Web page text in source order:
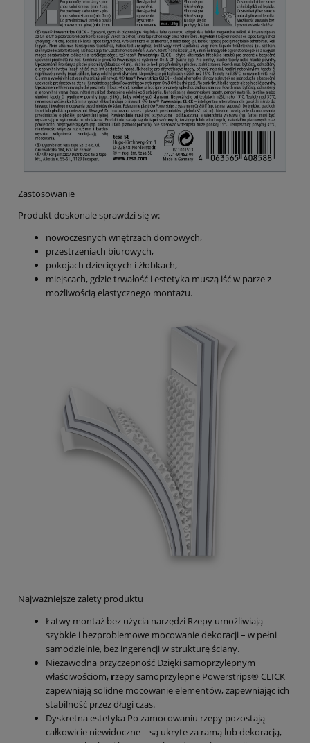
Zastosowanie
Produkt doskonale sprawdzi się w:
nowoczesnych wnętrzach domowych,
przestrzeniach biurowych,
pokojach dziecięcych i żłobkach,
miejscach, gdzie trwałość i estetyka muszą iść w parze z
możliwością elastycznego montażu.
Najważniejsze zalety produktu
Łatwy montaż bez użycia narzędzi Rzepy umożliwiają
szybkie i bezproblemowe mocowanie dekoracji – w pełni
samodzielnie, bez ingerencji w strukturę ściany.
Niezawodna przyczepność Dzięki samoprzylepnym
właściwościom, rzepy samoprzylepne Powerstrips® CLICK
zapewniają solidne mocowanie elementów, zapewniając ich
stabilność przez długi czas.
Dyskretna estetyka Po zamocowaniu rzepy pozostają
całkowicie niewidoczne – są ukryte za ramą lub dekoracją,